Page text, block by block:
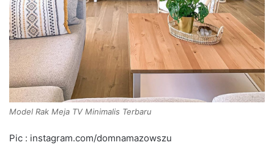
Model Rak Meja TV Minimalis Terbaru
Pic : instagram.com/domnamazowszu